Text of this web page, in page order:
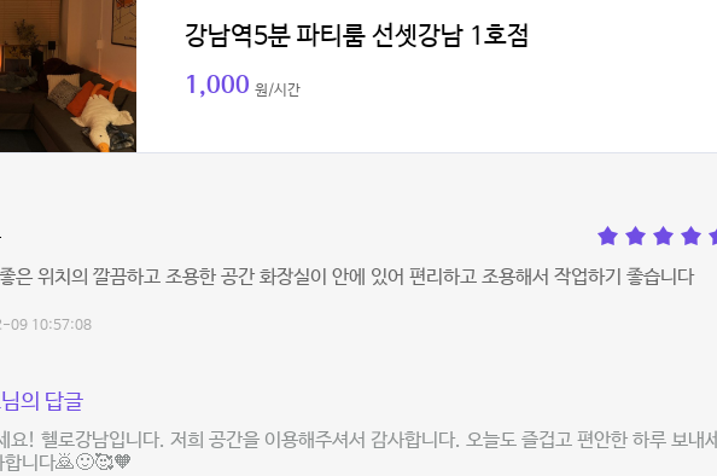
강남역5분 파티룸 선셋강남 1호점
1,000 원/시간
은 위치의 깔끔하고 조용한 공간 화장실이 안에 있어 편리하고 조용해서 작업하기 좋습니다
09 10:57:08
의 답글
요! 헬로강남입니다. 저희 공간을 이용해주셔서 감사합니다. 오늘도 즐겁고 편안한 하루 보내세
합니다🙇🙂🥰🧡